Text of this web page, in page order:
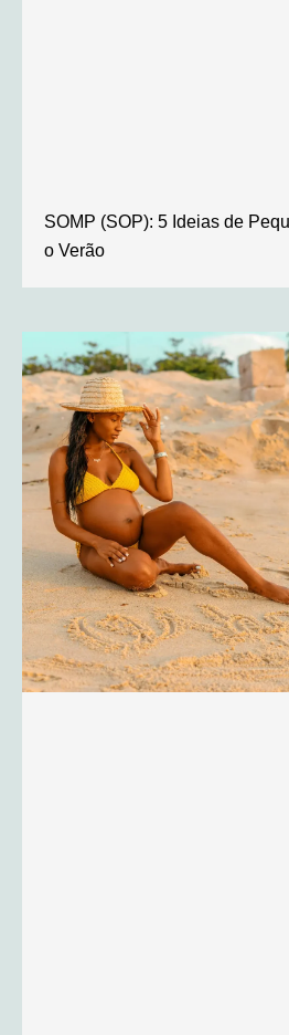
SOMP (SOP): 5 Ideias de
o Verão